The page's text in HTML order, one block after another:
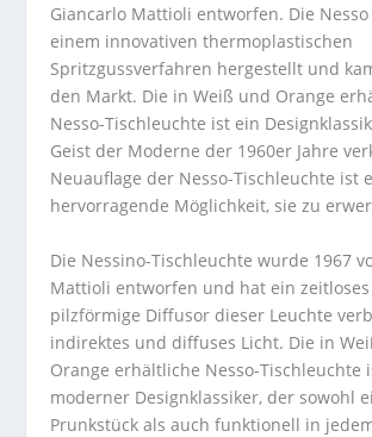
Giancarlo Mattioli entworfen. Die
einem innovativen thermoplastischen
Spritzgussverfahren hergestellt und
den Markt. Die in Weiß und Orange
Nesso-Tischleuchte ist ein
Geist der Moderne der 1960er Jahre
Neuauflage der Nesso-Tischleuchte ist
hervorragende Möglichkeit, sie zu
Die Nessino-Tischleuchte wurde 1967
Mattioli entworfen und hat ein zeitloses
pilzförmige Diffusor dieser Leuchte
indirektes und diffuses Licht. Die in
Orange erhältliche Nesso-Tischleuchte
moderner Designklassiker, der sowohl
Prunkstück als auch funktionell in